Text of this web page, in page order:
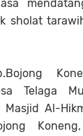
sholat
Telaga
Masjid Al-